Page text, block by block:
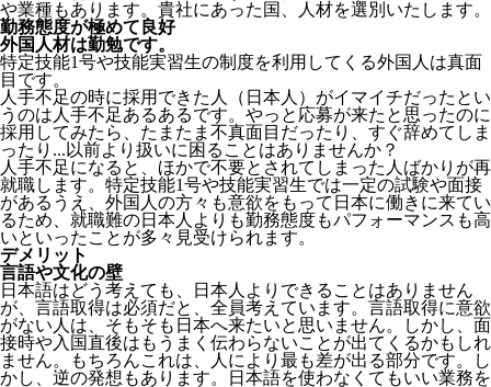
や業種もあります。貴社にあった国、人材を選別いたします。
勤務態度が極めて良好
外国人材は勤勉です。
特定技能1号や技能実習生の制度を利用してくる外国人は真面
目 です。
人手不足の時に採用できた人（日本人）がイマイチだったとい
うのは人手不足あるあるです。やっと応募が来たと思ったのに
採用してみたら、たまたま不真面目だったり、すぐ辞めてしま
ったり...以前より扱いに困ることはありませんか？
人手不足になると、ほかで不要とされてしまった人ばかりが再
就職します。特定技能1号や技能実習生では一定の試験や面接
があるうえ、外国人の方々も意欲をもって日本に働きに来てい
るため、就職難の日本人よりも勤務態度もパフォーマンスも高
いといったことが多々見受けられます。
デメリット
言語や文化の壁
日本語はどう考えても、日本人よりできることはありません
が、言語取得は必須だと、全員考えています。言語取得に意欲
がない人は、そもそも日本へ来たいと思いません。しかし、面
接時や入国直後はもうまく伝わらないことが出てくるかもしれ
ません。
もちろんこれは、人により最も差が出る部分です。し
かし、逆の発想もあります。日本語を使わなくてもいい業務を